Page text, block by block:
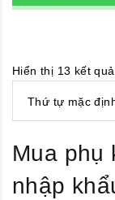
Hiển thị 13 kết quả
Thứ tự mặc
Mua phụ
nhập